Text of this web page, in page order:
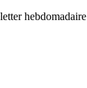
hebdomadaire